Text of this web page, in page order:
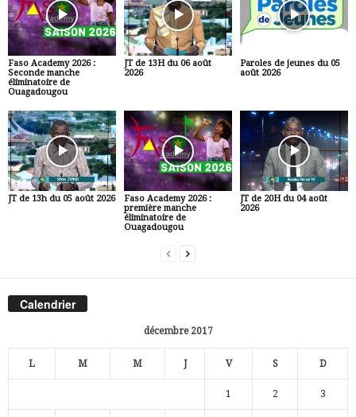
Faso Academy 2026 :
Seconde manche
éliminatoire de
Ouagadougou
JT de 13H du 06 août
2026
Paroles de jeunes du 05
août 2026
JT de 13h du 05 août 2026
Faso Academy 2026 :
première manche
éliminatoire de
Ouagadougou
JT de 20H du 04 août
2026
Calendrier
décembre 2017
L M M J V S D
1 2 3